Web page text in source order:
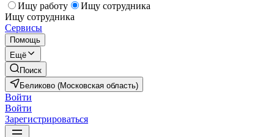
Ищу работу
Ищу сотрудника
Ищу сотрудника
Сервисы
Помощь
Ещё
Поиск
Беликово (Московская область)
Войти
Войти
Зарегистрироваться